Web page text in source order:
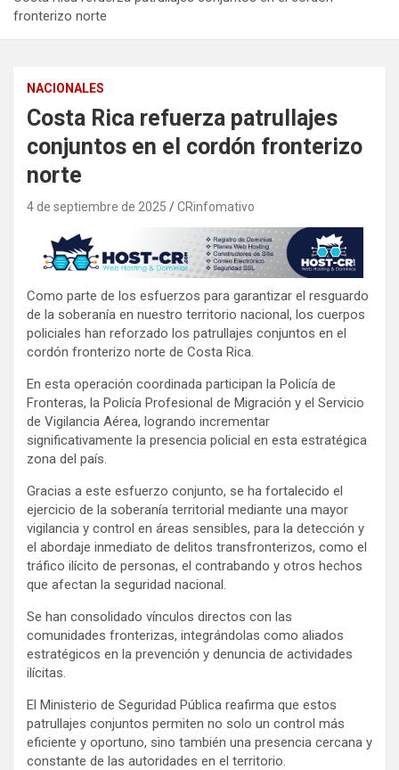
fronterizo norte
NACIONALES
Costa Rica refuerza patrullajes
conjuntos en el cordón fronterizo
norte
4 de septiembre de 2025 CRinfomativo
Como parte de los esfuerzos para garantizar el resguardo
de la soberanía en nuestro territorio nacional, los cuerpos
policiales han reforzado los patrullajes conjuntos en el
cordón fronterizo norte de Costa Rica.
En esta operación coordinada participan la Policía de
Fronteras, la Policía Profesional de Migración y el Servicio
de Vigilancia Aérea, logrando incrementar
significativamente la presencia policial en esta estratégica
zona del país.
Gracias a este esfuerzo conjunto, se ha fortalecido el
ejercicio de la soberanía territorial mediante una mayor
vigilancia y control en áreas sensibles, para la detección y
el abordaje inmediato de delitos transfronterizos, como el
tráfico ilícito de personas, el contrabando y otros hechos
que afectan la seguridad nacional.
Se han consolidado vínculos directos con las
comunidades fronterizas, integrándolas como aliados
estratégicos en la prevención y denuncia de actividades
ilícitas.
El Ministerio de Seguridad Pública reafirma que estos
patrullajes conjuntos permiten no solo un control más
eficiente y oportuno, sino también una presencia cercana y
constante de las autoridades en el territorio.